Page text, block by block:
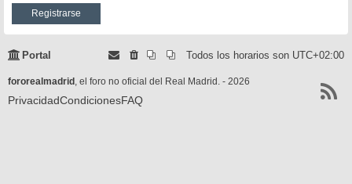
Registrarse
Portal Todos los horarios son UTC+02:00
fororealmadrid , el foro no oficial del Real Madrid. - 2026
PrivacidadCondicionesFAQ